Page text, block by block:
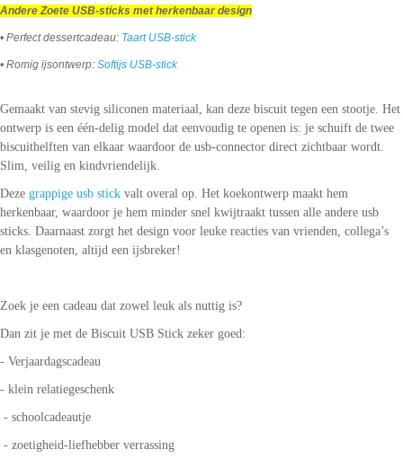
Andere Zoete USB-sticks met herkenbaar design
• Perfect dessertcadeau: Taart USB-stick
• Romig ijsontwerp: Softijs USB-stick
Gemaakt van stevig siliconen materiaal, kan deze biscuit tegen een stootje. Het
ontwerp is een één-delig model dat eenvoudig te openen is: je schuift de twee
biscuithelften van elkaar waardoor de usb-connector direct zichtbaar wordt.
Slim, veilig en kindvriendelijk.
Deze grappige usb stick valt overal op. Het koekontwerp maakt hem
herkenbaar, waardoor je hem minder snel kwijtraakt tussen alle andere usb
sticks. Daarnaast zorgt het design voor leuke reacties van vrienden, collega’s
en klasgenoten, altijd een ijsbreker!
Zoek je een cadeau dat zowel leuk als nuttig is?
Dan zit je met de Biscuit USB Stick zeker goed:
- Verjaardagscadeau
- klein relatiegeschenk
- schoolcadeautje
- zoetigheid-liefhebber verrassing